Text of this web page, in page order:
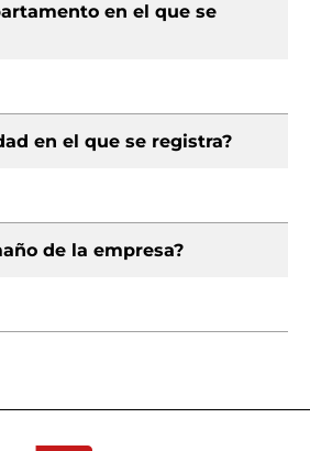
en el que se
en el que se registra?
de la empresa?